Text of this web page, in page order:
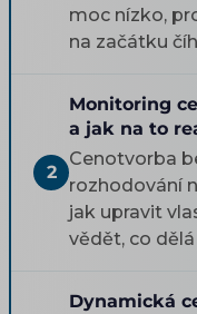
moc nízko,
na začátku
2
Monitoring
a jak na to
Cenotvorba
rozhodování
jak upravit
vědět, co
Dynamická